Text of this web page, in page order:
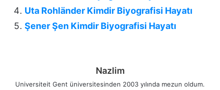
Uta Rohländer Kimdir Biyografisi Hayatı
Şener Şen Kimdir Biyografisi Hayatı
Nazlim
Universiteit Gent üniversitesinden 2003 yılında mezun oldum.